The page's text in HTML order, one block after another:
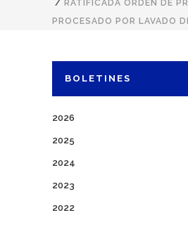
/ RATIFICADA ORDEN DE
PROCESADO POR LAVADO
BOLETINES
2026
2025
2024
2023
2022